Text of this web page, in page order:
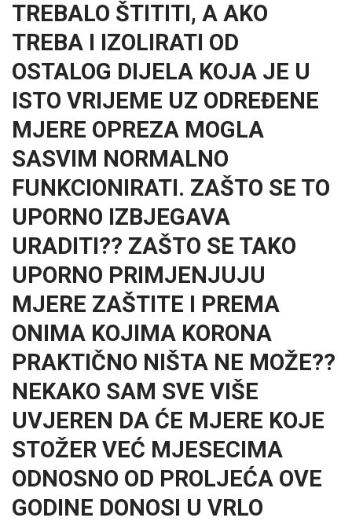
TREBALO ŠTITITI, A AKO
TREBA I IZOLIRATI OD
OSTALOG DIJELA KOJA JE U
ISTO VRIJEME UZ ODREĐENE
MJERE OPREZA MOGLA
SASVIM NORMALNO
FUNKCIONIRATI. ZAŠTO SE TO
UPORNO IZBJEGAVA
URADITI?? ZAŠTO SE TAKO
UPORNO PRIMJENJUJU
MJERE ZAŠTITE I PREMA
ONIMA KOJIMA KORONA
PRAKTIČNO NIŠTA NE MOŽE??
NEKAKO SAM SVE VIŠE
UVJEREN DA ĆE MJERE KOJE
STOŽER VEĆ MJESECIMA
ODNOSNO OD PROLJEĆA OVE
GODINE DONOSI U VRLO